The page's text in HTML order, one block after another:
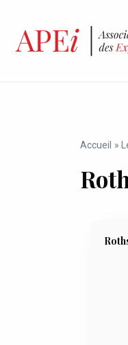
Accueil »